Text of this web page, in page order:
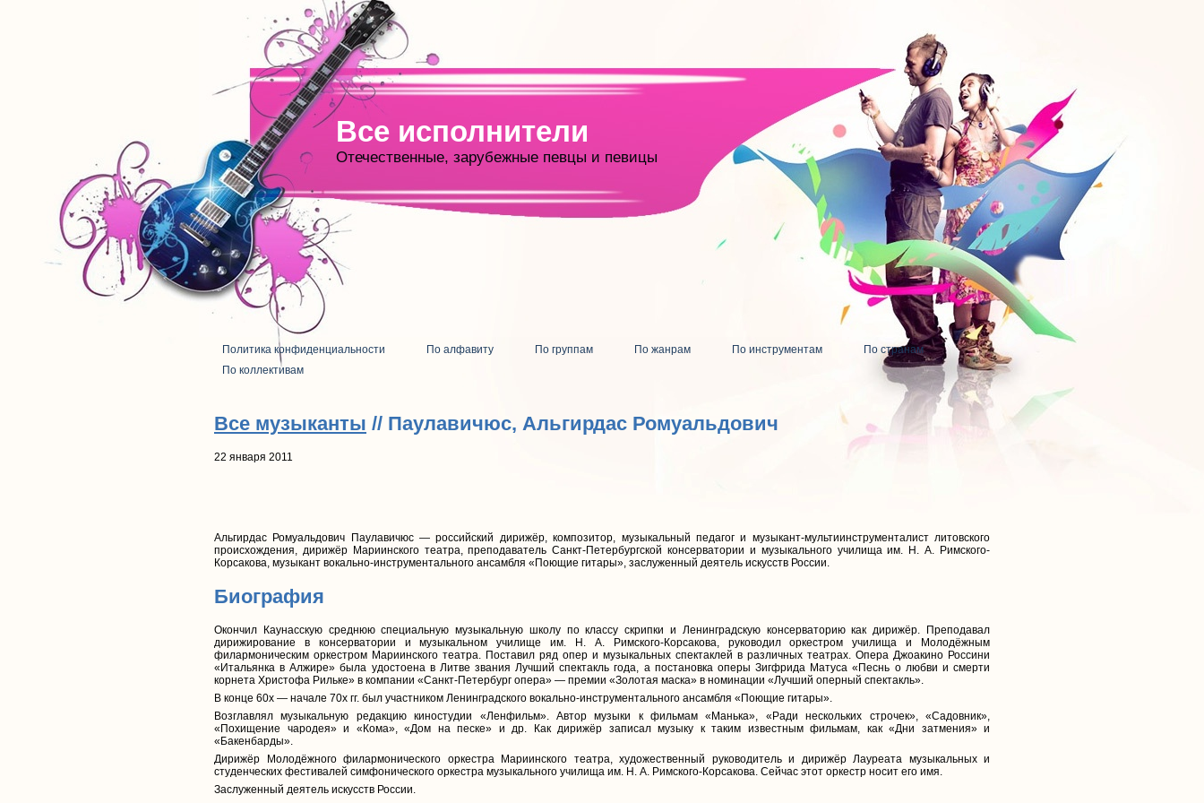
Все исполнители
Отечественные, зарубежные певцы и певицы
Политика конфиденциальности По алфавиту По группам По жанрам По инструментам
По странам
По коллективам
Все музыканты // Паулавичюс, Альгирдас Ромуальдович
22 января 2011
Альгирдас Ромуальдович Паулавичюс — российский дирижёр, композитор, музыкальный педагог и музыкант-мультиинструменталист литовского
происхождения, дирижёр Мариинского театра, преподаватель Санкт-Петербургской консерватории и музыкального училища им. Н. А. Римского-
Корсакова, музыкант вокально-инструментального ансамбля «Поющие гитары», заслуженный деятель искусств России.
Биография
Окончил Каунасскую среднюю специальную музыкальную школу по классу скрипки и Ленинградскую консерваторию как дирижёр. Преподавал
дирижирование в консерватории и музыкальном училище им. Н. А. Римского-Корсакова, руководил оркестром училища и Молодёжным
филармоническим оркестром Мариинского театра. Поставил ряд опер и музыкальных спектаклей в различных театрах. Опера Джоакино Россини
«Итальянка в Алжире» была удостоена в Литве звания Лучший спектакль года, а постановка оперы Зигфрида Матуса «Песнь о любви и смерти
корнета Христофа Рильке» в компании «Санкт-Петербург опера» — премии «Золотая маска» в номинации «Лучший оперный спектакль».
В конце 60х — начале 70х гг. был участником Ленинградского вокально-инструментального ансамбля «Поющие гитары».
Возглавлял музыкальную редакцию киностудии «Ленфильм». Автор музыки к фильмам «Манька», «Ради нескольких строчек», «Садовник»,
«Похищение чародея» и «Кома», «Дом на песке» и др. Как дирижёр записал музыку к таким известным фильмам, как «Дни затмения» и
«Бакенбарды».
Дирижёр Молодёжного филармонического оркестра Мариинского театра, художественный руководитель и дирижёр Лауреата музыкальных и
студенческих фестивалей симфонического оркестра музыкального училища им. Н. А. Римского-Корсакова. Сейчас этот оркестр носит его имя.
Заслуженный деятель искусств России.